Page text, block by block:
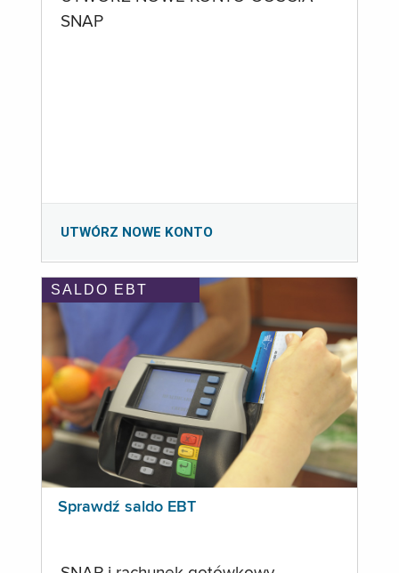
SNAP
UTWÓRZ NOWE KONTO
SALDO EBT
Sprawdź saldo EBT